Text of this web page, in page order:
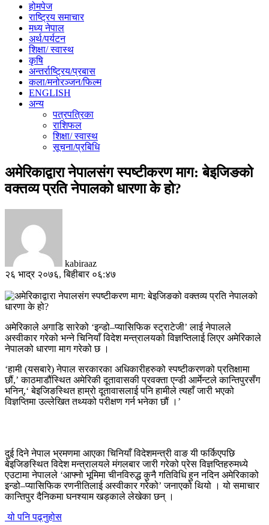
होमपेज
राष्ट्रिय समाचार
मध्य नेपाल
अर्थ/पर्यटन
शिक्षा/ स्वास्थ
कृषि
अन्तर्राष्ट्रिय/प्रबास
कला/मनोरञ्जन/फिल्म
ENGLISH
अन्य
पत्रपत्रिका
राशिफल
शिक्षा/ स्वास्थ
सूचना/प्रबिधि
अमेरिकाद्वारा नेपालसंग स्पष्टीकरण माग: बेइजिङको
वक्तव्य प्रति नेपालको धारणा के हो?
kabiraaz
२६ भाद्र २०७६, बिहीबार ०६:४७
अमेरिकाले अगाडि सारेको ‘इन्डो–प्यासिफिक स्ट्राटेजी’ लाई नेपालले
अस्वीकार गरेको भन्ने चिनियाँ विदेश मन्त्रालयको विज्ञप्तिलाई लिएर अमेरिकाले
नेपालको धारणा माग गरेको छ ।
‘हामी (यसबारे) नेपाल सरकारका अधिकारीहरुको स्पष्टीकरणको प्रतिक्षामा
छौं,’ काठमाडौंस्थित अमेरिकी दूतावासकी प्रवक्ता एन्डी आर्मेन्टले कान्तिपुरसँग
भनिन्,‘ बेइजिङस्थित हाम्रो दूतावासलाई पनि हामीले त्यहाँ जारी भएको
विज्ञप्तिमा उल्लेखित तथ्यको परीक्षण गर्न भनेका छौं ।’
दुई दिने नेपाल भ्रमणमा आएका चिनियाँ विदेशमन्त्री वाङ यी फर्किएपछि
बेइजिङस्थित विदेश मन्त्रालयले मंगलबार जारी गरेको प्रेस विज्ञप्तिहरुमध्ये
एउटामा नेपालले ‘आफ्नो भूमिमा चीनविरुद्ध कुनै गतिविधि हुन नदिन अमेरिकाको
इन्डो–प्यासिफिक रणनीतिलाई अस्वीकार गरेको’ जनाएको थियो । यो समाचार
कान्तिपुर दैनिकमा घनश्याम खड्काले लेखेका छन् ।
यो पनि पढ्नुहोस